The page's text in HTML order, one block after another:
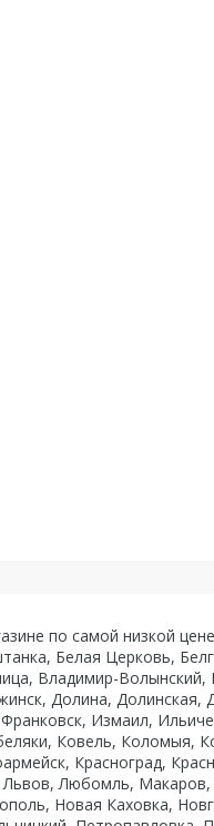
по самой низкой
Белая Церковь,
Владимир-Волынский,
Долина,
Измаил,
Ковель, Коломыя,
Красноград,
Львов, Любомль,
Новая Каховка,